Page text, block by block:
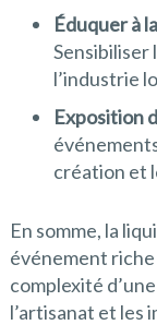
Éduquer à
Sensibiliser
l’industrie
Exposition
création et
En somme, la
événement
complexité
l’artisanat et les